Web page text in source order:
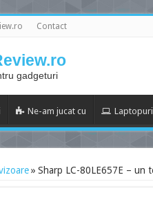
Contact
gadgeturi
Ne-am jucat cu Laptopuri
» Sharp LC-80LE657E – un